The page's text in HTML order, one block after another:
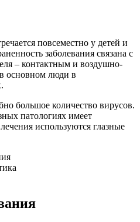
повсеместно у детей и
заболевания связана с
– контактным и воздушно-
основном люди в
большое количество вирусов.
патологиях имеет
используются глазные